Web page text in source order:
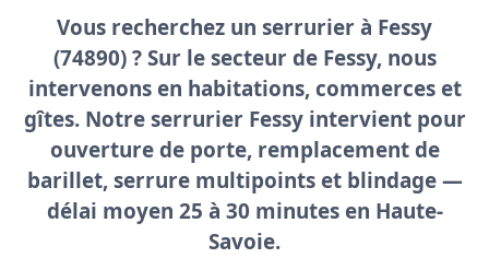
Vous recherchez un serrurier à Fessy
(74890) ? Sur le secteur de Fessy, nous
intervenons en habitations, commerces et
gîtes. Notre serrurier Fessyintervient pour
ouverture de porte, remplacement de
barillet, serrure multipoints et blindage —
délai moyen 25 à 30 minutesen Haute-
Savoie.